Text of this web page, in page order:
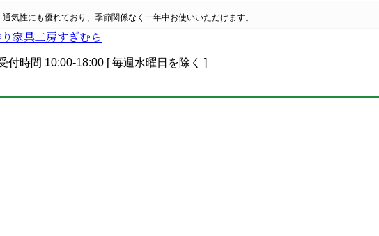
気性にも優れており、季節関係なく一年中お使いいただけます。
付時間 10:00-18:00 [ 毎週水曜日を除く ]